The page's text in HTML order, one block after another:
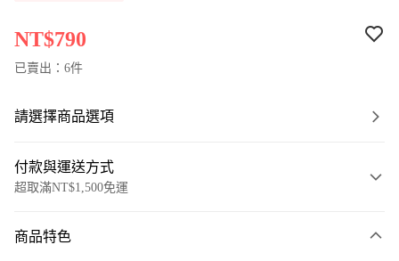
NT$790
已賣出：6件
請選擇商品選項
付款與運送方式
超取滿NT$1,500免運
信用卡一次付款
商品特色